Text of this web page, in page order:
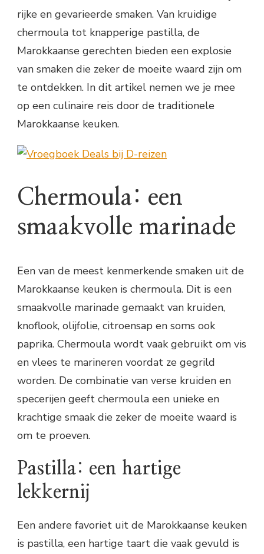
rijke en gevarieerde smaken. Van kruidige
chermoula tot knapperige pastilla, de
Marokkaanse gerechten bieden een explosie
van smaken die zeker de moeite waard zijn om
te ontdekken. In dit artikel nemen we je mee
op een culinaire reis door de traditionele
Marokkaanse keuken.
Chermoula: een
smaakvolle marinade
Een van de meest kenmerkende smaken uit de
Marokkaanse keuken is chermoula. Dit is een
smaakvolle marinade gemaakt van kruiden,
knoflook, olijfolie, citroensap en soms ook
paprika. Chermoula wordt vaak gebruikt om vis
en vlees te marineren voordat ze gegrild
worden. De combinatie van verse kruiden en
specerijen geeft chermoula een unieke en
krachtige smaak die zeker de moeite waard is
om te proeven.
Pastilla: een hartige
lekkernij
Een andere favoriet uit de Marokkaanse keuken
is pastilla, een hartige taart die vaak gevuld is